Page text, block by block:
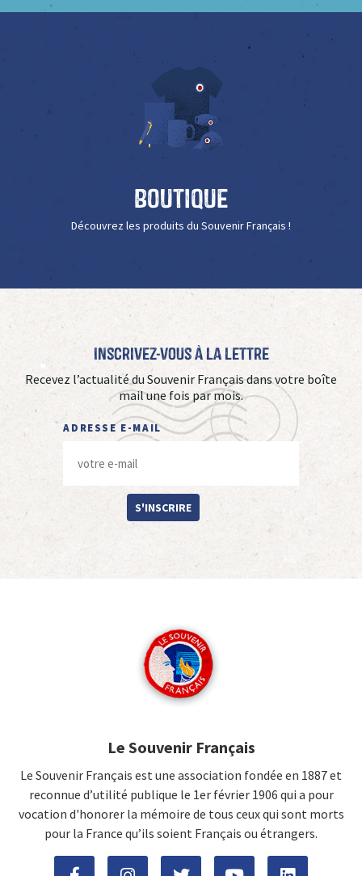
Boutique
Découvrez les produits du Souvenir Français !
Inscrivez-vous à La Lettre
Recevez l’actualité du Souvenir Français dans votre boîte
mail une fois par mois.
ADRESSE E-MAIL
S'INSCRIRE
Le Souvenir Français
Le Souvenir Français est une association fondée en 1887 et
reconnue d’utilité publique le 1er février 1906 qui a pour
vocation d'honorer la mémoire de tous ceux qui sont morts
pour la France qu’ils soient Français ou étrangers.